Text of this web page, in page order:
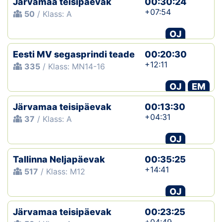
50 / Klass: A +07:54
OJ
Eesti MV segasprindi teade
335 / Klass: MN14-16
00:20:30
+12:11
OJ
EM
Järvamaa teisipäevak
37 / Klass: A
00:13:30
+04:31
OJ
Tallinna Neljapäevak
517 / Klass: M12
00:35:25
+14:41
OJ
Järvamaa teisipäevak
00:23:25